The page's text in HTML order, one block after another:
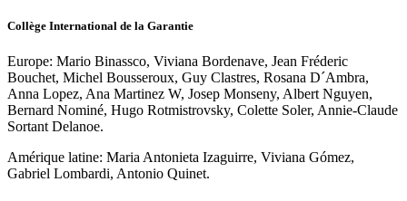
Collège International de la Garantie
Europe: Mario Binassco, Viviana Bordenave, Jean Fréderic
Bouchet, Michel Bousseroux, Guy Clastres, Rosana D´Ambra,
Anna Lopez, Ana Martinez W, Josep Monseny, Albert Nguyen,
Bernard Nominé, Hugo Rotmistrovsky, Colette Soler, Annie-Claude
Sortant Delanoe.
Amérique latine: Maria Antonieta Izaguirre, Viviana Gómez,
Gabriel Lombardi, Antonio Quinet.